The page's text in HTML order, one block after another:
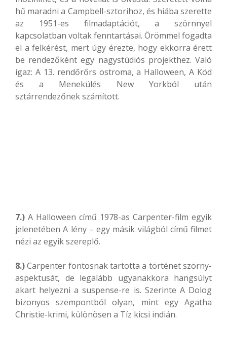
hű maradni a Campbell-sztorihoz, és hiába szerette
az 1951-es filmadaptációt, a szörnnyel
kapcsolatban voltak fenntartásai. Örömmel fogadta
el a felkérést, mert úgy érezte, hogy ekkorra érett
be rendezőként egy nagystúdiós projekthez. Való
igaz: A 13. rendőrőrs ostroma, a Halloween, A Köd
és a Menekülés New Yorkból után
sztárrendezőnek számított.
7.) A Halloween című 1978-as Carpenter-film egyik
jelenetében A lény – egy másik világból című filmet
nézi az egyik szereplő.
8.)Carpenter fontosnak tartotta a történet szörny-
aspektusát, de legalább ugyanakkora hangsúlyt
akart helyezni a suspense-re is. Szerinte A Dolog
bizonyos szempontból olyan, mint egy Agatha
Christie-krimi, különösen a Tíz kicsi indián.